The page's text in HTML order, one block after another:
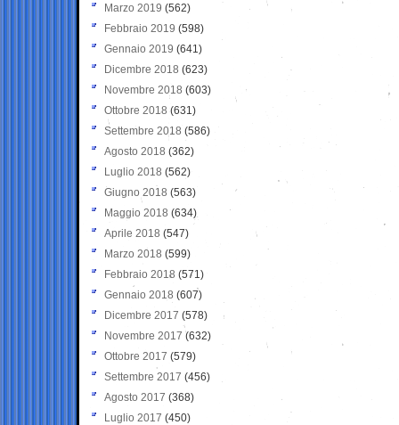
Marzo 2019 (562)
Febbraio 2019 (598)
Gennaio 2019 (641)
Dicembre 2018 (623)
Novembre 2018 (603)
Ottobre 2018 (631)
Settembre 2018 (586)
Agosto 2018 (362)
Luglio 2018 (562)
Giugno 2018 (563)
Maggio 2018 (634)
Aprile 2018 (547)
Marzo 2018 (599)
Febbraio 2018 (571)
Gennaio 2018 (607)
Dicembre 2017 (578)
Novembre 2017 (632)
Ottobre 2017 (579)
Settembre 2017 (456)
Agosto 2017 (368)
Luglio 2017 (450)